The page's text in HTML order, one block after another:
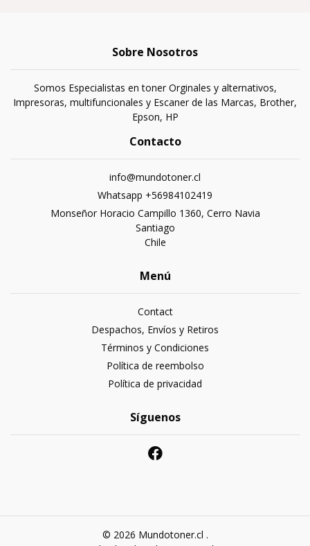
Sobre Nosotros
Somos Especialistas en toner Orginales y alternativos,
Impresoras, multifuncionales y Escaner de las Marcas, Brother,
Epson, HP
Contacto
info@mundotoner.cl
Whatsapp +56984102419
Monseñor Horacio Campillo 1360, Cerro Navia
Santiago
Chile
Menú
Contact
Despachos, Envíos y Retiros
Términos y Condiciones
Política de reembolso
Política de privacidad
Síguenos
© 2026 Mundotoner.cl .